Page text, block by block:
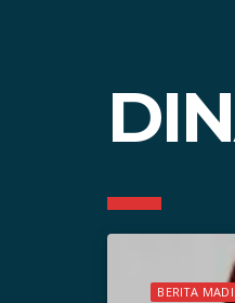
BERITA